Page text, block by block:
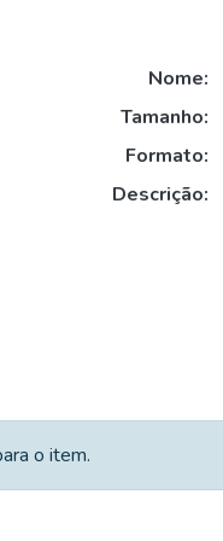
Nome:
Tamanho:
Formato:
Descrição:
o item.